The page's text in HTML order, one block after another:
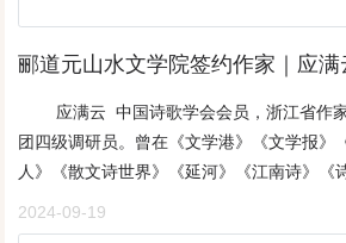
相连《绣画》春风，一双温柔的手一夜间把
榜题名的时光这里是挖掘不尽的宝藏一块青
郦道元山水文学院签约作家｜​应满
应满云 中国诗歌学会会员，浙江省作家
团四级调研员。曾在《文学港》《文学报》
人》《散文诗世界》《延河》《江南诗》《
《星星》等报刊发表诗歌200余首，并有作
《当代文学大典》等多种选本。有作品荣获
2024-09-19